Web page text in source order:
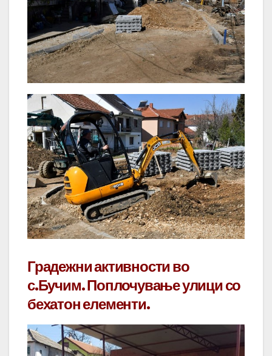
Градежни активности во
с.Бучим. Поплочување улици со
бехатон елементи.